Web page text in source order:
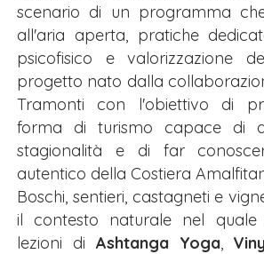
scenario di un programma
all'aria aperta, pratiche
psicofisico e valorizzazione
progetto nato dalla
Tramonti con l'obiettivo di
forma di turismo capace di
stagionalità e di far
autentico della Costiera
Boschi, sentieri, castagneti e
il contesto naturale nel quale
lezioni di Ashtanga Yoga,